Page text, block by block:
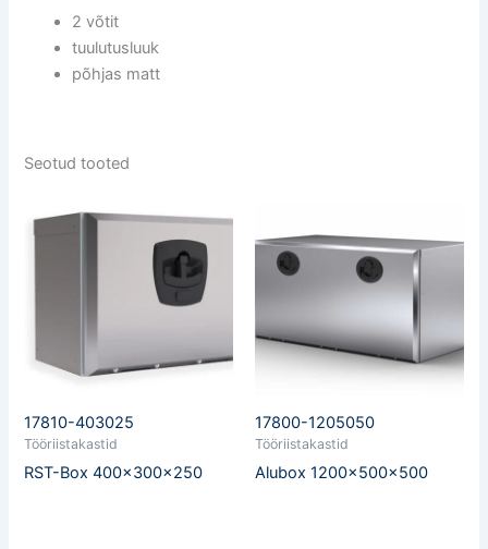
2 võtit
tuulutusluuk
põhjas matt
Seotud tooted
17810-403025
Tööriistakastid
RST-Box 400x300x250
17800-1205050
Tööriistakastid
Alubox 1200x500x500